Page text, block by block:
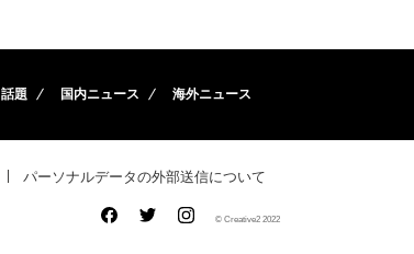
話題 国内ニュース 海外ニュース
パーソナルデータの外部送信について
© Creative2 2022